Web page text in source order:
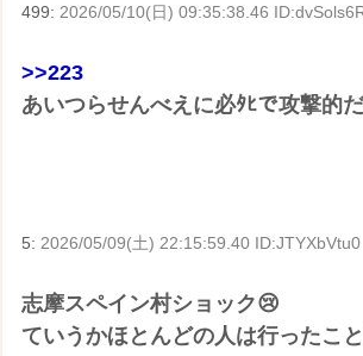
499: 2026/05/10(日) 09:35:38.46
>>223
あいつらせんべえに必ﾀﾋで攻撃的
5: 2026/05/09(土) 22:15:59.40 ID:JTYXbVtu0
志摩スペイン村ショック😢
ていうかほとんどの人は行ったこ